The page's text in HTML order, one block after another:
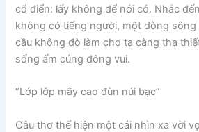
cổ điển: lấy không để nói có. Nhắc
không có tiếng người, một dòng
cầu không đò làm cho ta càng tha
sống ấm cúng đông vui.
“Lớp lớp mây cao đùn núi bạc”
Câu thơ thể hiện một cái nhìn xa vời